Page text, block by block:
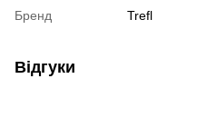
Бренд
Trefl
Відгуки